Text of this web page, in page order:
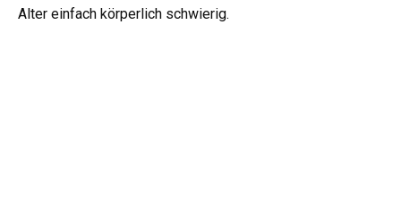
Alter einfach körperlich schwierig.